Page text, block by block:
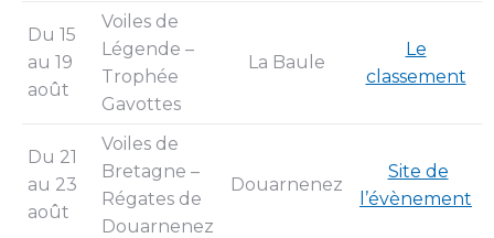
Du 15
au 19
août
Voiles de
Légende –
Trophée
Gavottes
La Baule
Le
classement
Du 21
au 23
août
Voiles de
Bretagne –
Régates de
Douarnenez
Douarnenez
Site de
l’évènement